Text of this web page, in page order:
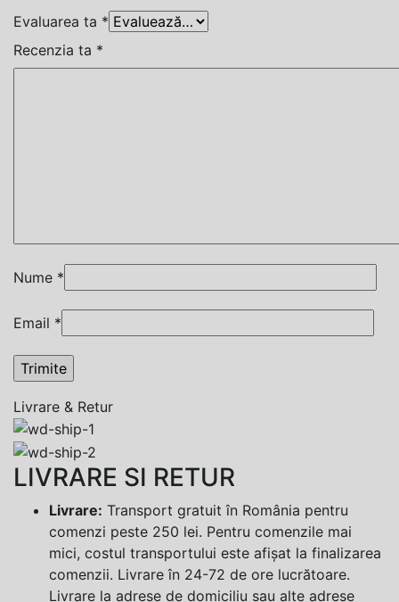
Evaluarea ta *
Recenzia ta *
Nume *
Email *
Livrare & Retur
LIVRARE SI RETUR
Livrare: Transport gratuit în România pentru
comenzi peste 250 lei. Pentru comenzile mai
mici, costul transportului este afișat la finalizarea
comenzii. Livrare în 24-72 de ore lucrătoare.
Livrare la adrese de domiciliu sau alte adrese